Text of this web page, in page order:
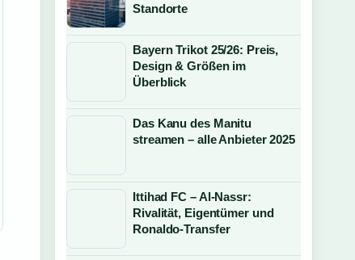
Standorte
Bayern Trikot 25/26: Preis,
Design & Größen im
Überblick
Das Kanu des Manitu
streamen – alle Anbieter 2025
Ittihad FC – Al-Nassr:
Rivalität, Eigentümer und
Ronaldo-Transfer